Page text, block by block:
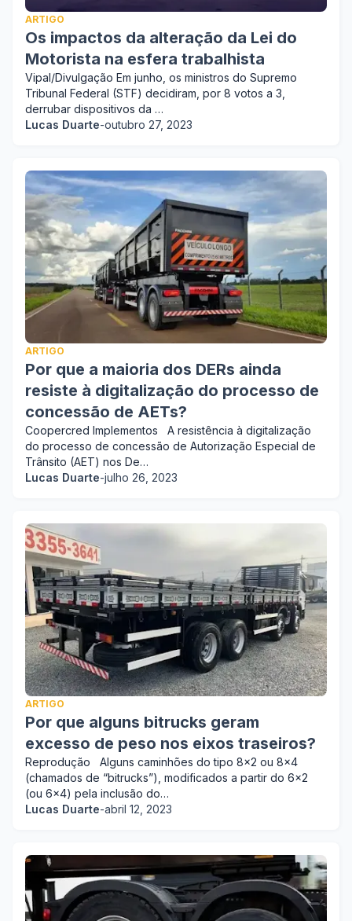
ARTIGO
Os impactos da alteração da Lei do
Motorista na esfera trabalhista
Vipal/Divulgação Em junho, os ministros do Supremo
Tribunal Federal (STF) decidiram, por 8 votos a 3,
derrubar dispositivos da …
Lucas Duarte-outubro 27, 2023
ARTIGO
Por que a maioria dos DERs ainda
resiste à digitalização do processo de
concessão de AETs?
Coopercred Implementos A resistência à digitalização
do processo de concessão de Autorização Especial de
Trânsito (AET) nos De…
Lucas Duarte-julho 26, 2023
ARTIGO
Por que alguns bitrucks geram
excesso de peso nos eixos traseiros?
Reprodução Alguns caminhões do tipo 8x2 ou 8x4
(chamados de “bitrucks”), modificados a partir do 6x2
(ou 6x4) pela inclusão do…
Lucas Duarte-abril 12, 2023